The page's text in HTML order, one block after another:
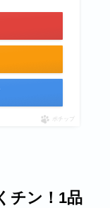
ポチップ
チン！1品